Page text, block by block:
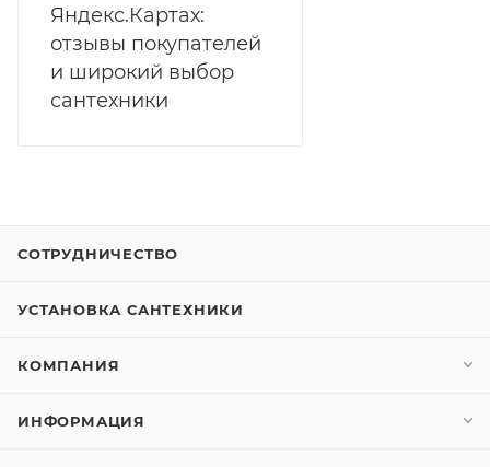
Яндекс.Картах:
отзывы покупателей
и широкий выбор
сантехники
СОТРУДНИЧЕСТВО
УСТАНОВКА САНТЕХНИКИ
КОМПАНИЯ
ИНФОРМАЦИЯ